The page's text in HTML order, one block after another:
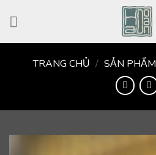
TRANG CHỦ / SẢN PHẨM